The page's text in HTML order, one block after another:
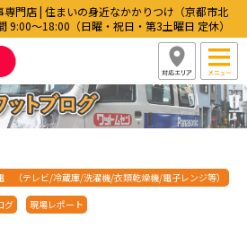
門店 | 住まいの身近なかかりつけ（京都市北
9:00〜18:00（日曜・祝日・第3土曜日 定休）
（テレビ/冷蔵庫/洗濯機/衣類乾燥機/電子レンジ等）
グ
現場レポート